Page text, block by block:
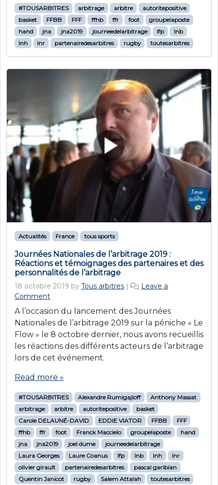
#TOUSARBITRES arbitrage arbitre
autoritepositive
basket
FFBB FFF ffhb ffr foot
groupelaposte
hand
jna jna2019 journeedelarbitrage lfp
lnb
lnh
lnr partenairedesarbitres rugby toutesarbitres
Actualités France tous sports
Journées Nationales de l’arbitrage 2019 :
Réactions et témoignages des partenaires et des
personnalités de l’arbitrage
18 octobre 2019 by Tous arbitres |
Leave a
Comment
A l’occasion du lancement des Journées
Nationales de l’arbitrage 2019 sur la péniche « Le
Flow » le 8 octobre dernier, nous avons recueillis
les réactions des différents acteurs de l’arbitrage
lors de cet événement.
Read more »
#TOUSARBITRES Alexandre Rumigajloff
Anthony Massat
arbitrage
arbitre autoritepositive
basket
Carole DELAUNÉ-DAVID
EDDIE VIATOR FFBB
FFF
ffhb
ffr foot Franck Maccielo groupelaposte
hand
jna
jna2019 joel dume
journeedelarbitrage
Laura Georges
Laure Coanus lfp lnb lnh
lnr
olivier girault
partenairedesarbitres
pascal garibian
Quentin Janicot
rugby Salem Attalah toutesarbitres